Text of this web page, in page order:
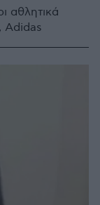
αθλητικά
Adidas